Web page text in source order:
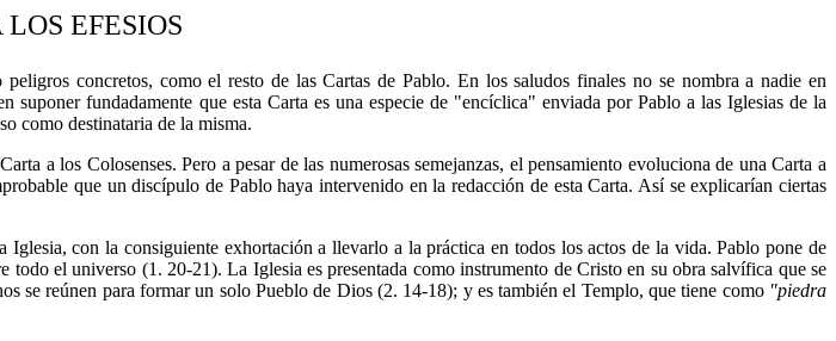
EFESIOS
concretos, como el resto de las Cartas de Pablo. En los saludos finales no se nombra a nadie en
fundadamente que esta Carta es una especie de "encíclica" enviada por Pablo a las Iglesias de la
como destinataria de la misma.
a los Colosenses. Pero a pesar de las numerosas semejanzas, el pensamiento evoluciona de una Carta a
que un discípulo de Pablo haya intervenido en la redacción de esta Carta. Así se explicarían ciertas
con la consiguiente exhortación a llevarlo a la práctica en todos los actos de la vida. Pablo pone de
el universo (1. 20-21). La Iglesia es presentada como instrumento de Cristo en su obra salvífica que se
se reúnen para formar un solo Pueblo de Dios (2. 14-18); y es también el Templo, que tiene como "piedra